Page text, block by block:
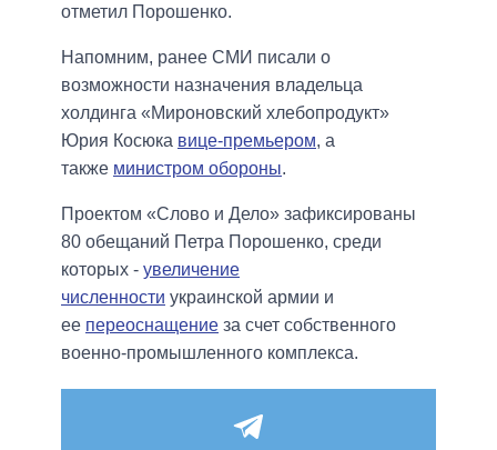
отметил Порошенко.
Напомним, ранее СМИ писали о
возможности назначения владельца
холдинга «Мироновский хлебопродукт»
Юрия Косюка вице-премьером, а
также министром обороны.
Проектом «Слово и Дело» зафиксированы
80 обещаний Петра Порошенко, среди
которых - увеличение
численности украинской армии и
ее переоснащение за счет собственного
военно-промышленного комплекса.